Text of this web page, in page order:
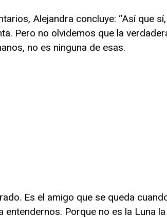
Alejandra concluye: “Así que
Pero no olvidemos que la
no es ninguna de esas.
Es el amigo que se queda
entendernos. Porque no es la Luna